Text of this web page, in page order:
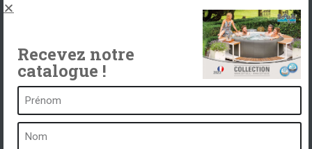
Qu’est-ce qu’un spa ?
Recevez notre
catalogue !